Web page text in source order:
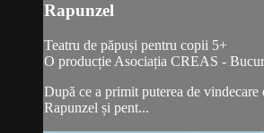
Rapunzel
Teatru de păpuși pentru copii 5+
O producție Asociația CREAS -
După ce a primit puterea de
Rapunzel și pent...